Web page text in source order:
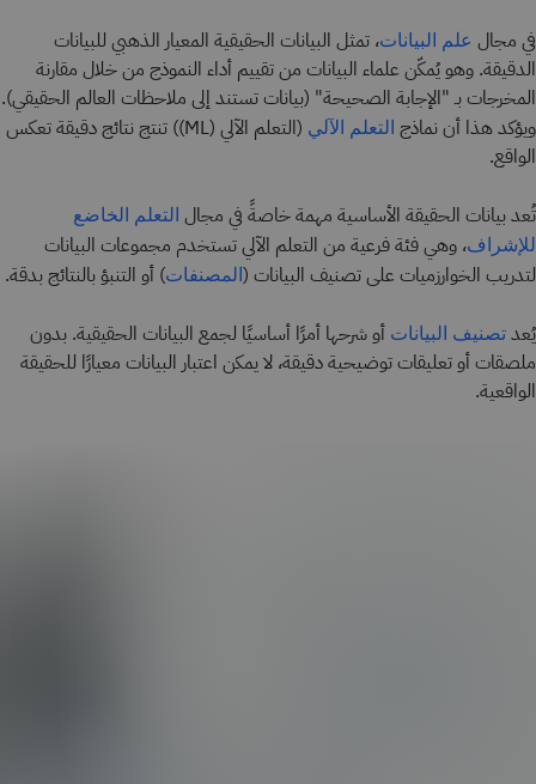
في مجال علم البيانات، تمثل البيانات الحقيقية المعيار الذهبي للبيانات
الدقيقة. وهو يُمكّن علماء البيانات من تقييم أداء النموذج من خلال مقارنة
المخرجات بـ "الإجابة الصحيحة" (بيانات تستند إلى ملاحظات العالم الحقيقي).
ويؤكد هذا أن نماذج التعلم الآلي
(التعلم الآلي (ML)) تنتج نتائج دقيقة تعكس
الواقع.
تُعد بيانات الحقيقة الأساسية مهمة خاصةً في مجال التعلم الخاضع
للإشراف، وهي فئة فرعية من التعلم الآلي تستخدم مجموعات البيانات
لتدريب الخوارزميات على تصنيف البيانات (المصنفات) أو التنبؤ بالنتائج بدقة.
يُعد تصنيف البيانات أو شرحها أمرًا أساسيًا لجمع البيانات الحقيقية. بدون
ملصقات أو تعليقات توضيحية دقيقة، لا يمكن اعتبار البيانات معيارًا للحقيقة
الواقعية.